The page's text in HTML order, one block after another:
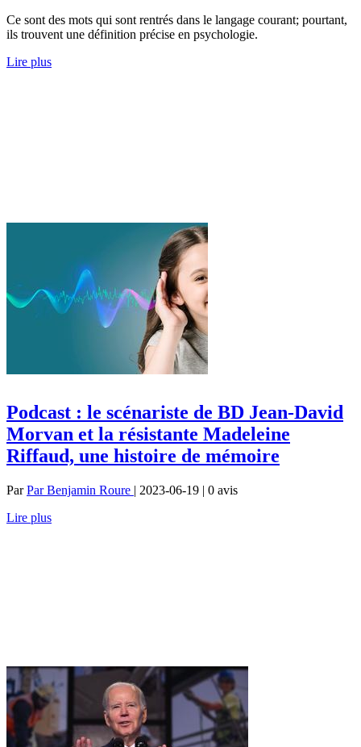
Ce sont des mots qui sont rentrés dans le langage courant; pourtant,
ils trouvent une définition précise en psychologie.
Lire plus
Podcast : le scénariste de BD Jean-David
Morvan et la résistante Madeleine
Riffaud, une histoire de mémoire
ParPar Benjamin Roure | 2023-06-19 | 0 avis
Lire plus